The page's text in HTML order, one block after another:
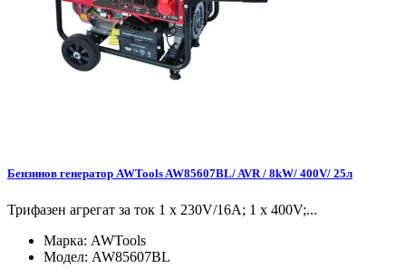
Бензинов генератор AWTools AW85607BL/ AVR / 8kW/ 400V/ 25л
Трифазен агрегат за ток 1 x 230V/16A; 1 x 400V;...
Марка: AWTools
Модел: AW85607BL